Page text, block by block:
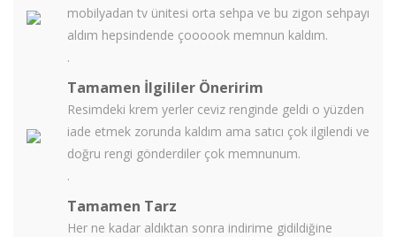
mobilyadan tv ünitesi orta sehpa ve bu zigon sehpayı
aldım hepsindende çoooook memnun kaldım.
.
Tamamen İlgililer Öneririm
Resimdeki krem yerler ceviz renginde geldi o yüzden
iade etmek zorunda kaldım ama satıcı çok ilgilendi ve
doğru rengi gönderdiler çok memnunum.
.
Tamamen Tarz
Her ne kadar aldıktan sonra indirime gidildiğine